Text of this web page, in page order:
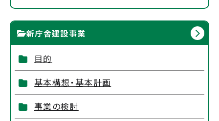
新庁舎建設事業
目的
基本構想・基本計画
事業の検討